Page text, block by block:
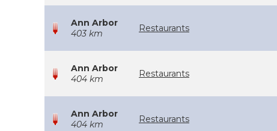
Ann Arbor
403 km
Restaurants
Ann Arbor
404 km
Restaurants
Ann Arbor
404 km
Restaurants